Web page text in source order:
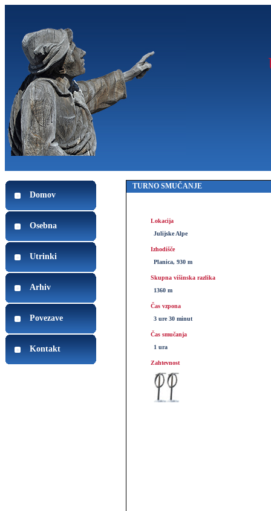
Domov
Osebna
Utrinki
Arhiv
Povezave
Kontakt
TURNO SMUČANJE
Lokacija
Julijske Alpe
Izhodišče
Planica, 930 m
Skupna višinska razlika
1360 m
Čas vzpona
3 ure 30 minut
Čas smučanja
1 ura
Zahtevnost